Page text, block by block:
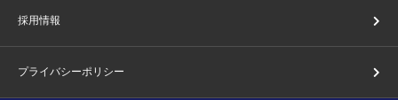
採用情報
プライバシーポリシー